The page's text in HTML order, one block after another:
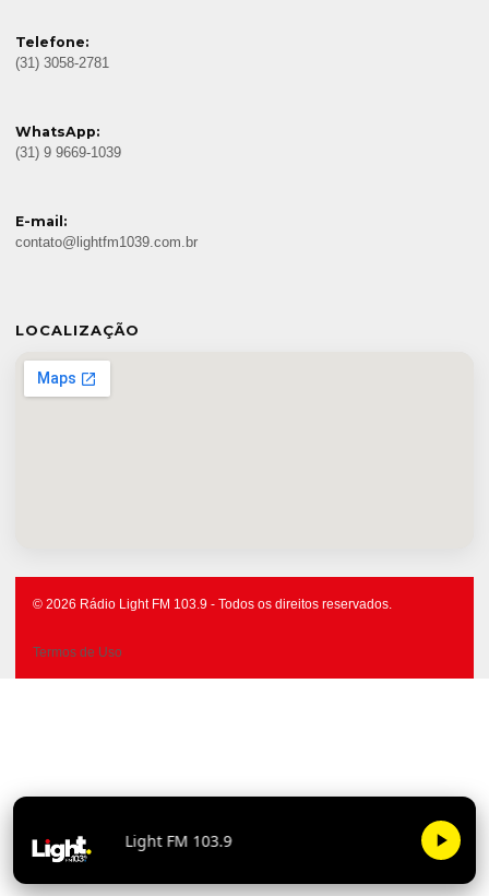
Telefone:
(31) 3058-2781
WhatsApp:
(31) 9 9669-1039
E-mail:
contato@lightfm1039.com.br
LOCALIZAÇÃO
© 2026 Rádio Light FM 103.9 - Todos os direitos reservados.
Termos de Uso
Light FM 103.9